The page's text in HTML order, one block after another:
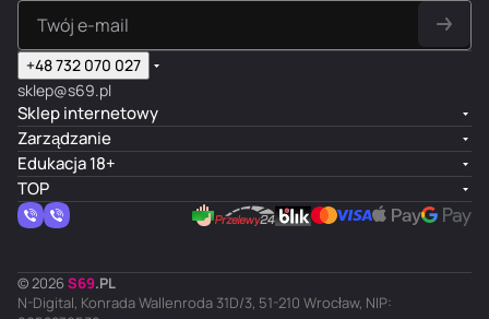
+48 732 070 027
sklep@s69.pl
Sklep internetowy
Zarządzanie
Edukacja 18+
TOP
© 2026 S69.PL
N-Digital, Konrada Wallenroda 31D/3, 51-210 Wrocław, NIP: